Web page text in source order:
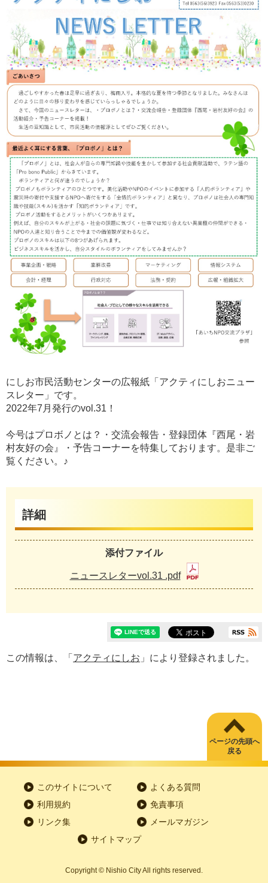
にしお市民活動センターの広報紙「アクティにしおニュー
スレター」です。
2022年7月発行のvol.31！
今号はプロボノとは？・交流会報告・登録団体『西尾・岩
村友好の会』・予告コーナーを特集しております。是非ご
覧ください。♪
詳細
添付ファイル
ニュースレターvol.31 .pdf
この情報は、「 アクティにしお 」により登録されました。
ページの先頭へ
戻る
このサイトについて
よくある質問
利用規約
免責事項
リンク集
メールマガジン
サイトマップ
Copyright© Nishio City All rights reserved.